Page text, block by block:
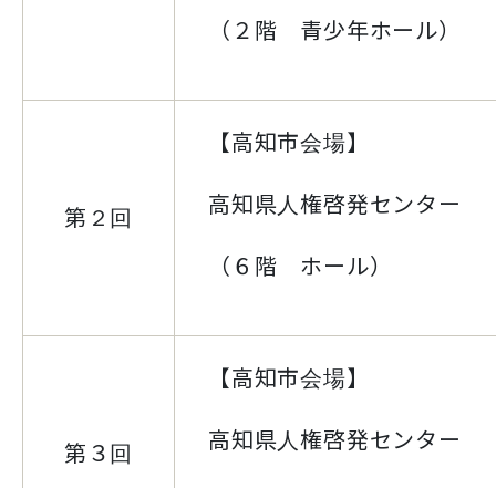
（２階 青少年ホール）
第２回
【高知市会場】
高知県人権啓発センター
（６階 ホール）
第３回
【高知市会場】
高知県人権啓発センター